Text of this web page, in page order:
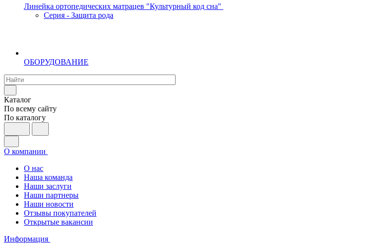
Линейка ортопедических матрацев "Культурный код сна"
Серия - Защита рода
ОБОРУДОВАНИЕ
Каталог
По всему сайту
По каталогу
О компании
О нас
Наша команда
Наши заслуги
Наши партнеры
Наши новости
Отзывы покупателей
Открытые вакансии
Информация